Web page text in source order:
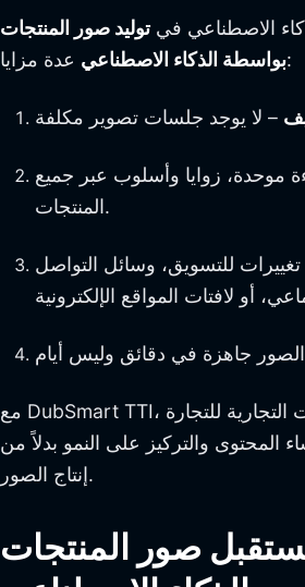
الاصطناعي فيتوليد صور المنتجات
بواسطة الذكاء الاصطناعيعدة مزايا:
موحدة، زوايا وأسلوب عبر جميع
المنتجات.
تغييرات للتسويق، وسائل التواصل
مع DubSmart TTI، يمكن للعلامات التجارية للتجارة
المحتوى والتركيز على النمو بدلاً من
إنتاج الصور.
صور المنتجات